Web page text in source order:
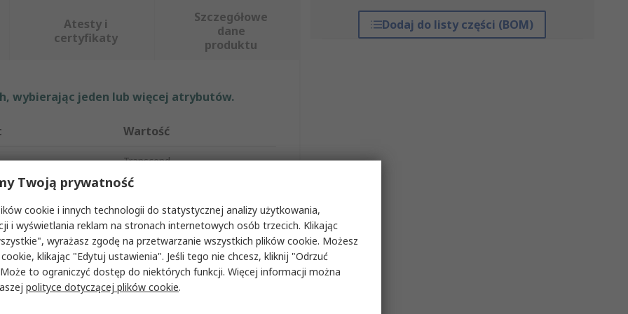
Dodaj do listy części (BOM)
Atesty i
certyfikaty
Szczegółowe
dane
produktu
wybierając jeden lub więcej atrybutów.
Wartość
Transcend
16Gb
RAM
pamięci UDIMM
Laptop Komputer stacjonarny
Twoją prywatność
cookie i innych technologii do statystycznej analizy użytkowania,
i wyświetlania reklam na stronach internetowych osób trzecich. Klikając
wyrażasz zgodę na przetwarzanie wszystkich plików cookie. Możesz
klikając "Edytuj ustawienia". Jeśli tego nie chcesz, kliknij "Odrzuć
to ograniczyć dostęp do niektórych funkcji. Więcej informacji można
polityce dotyczącej plików cookie.